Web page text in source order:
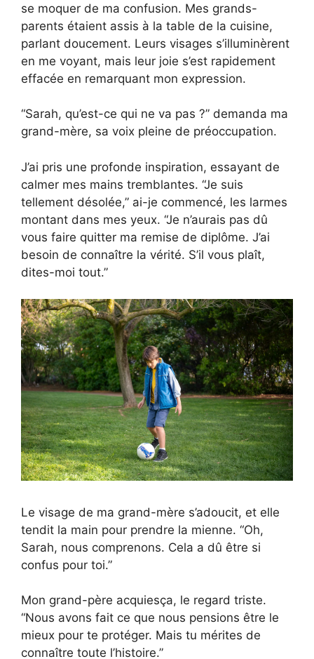
se moquer de ma confusion. Mes grands-
parents étaient assis à la table de la cuisine,
parlant doucement. Leurs visages s’illuminèrent
en me voyant, mais leur joie s’est rapidement
effacée en remarquant mon expression.
“Sarah, qu’est-ce qui ne va pas ?” demanda ma
grand-mère, sa voix pleine de préoccupation.
J’ai pris une profonde inspiration, essayant de
calmer mes mains tremblantes. “Je suis
tellement désolée,” ai-je commencé, les larmes
montant dans mes yeux. “Je n’aurais pas dû
vous faire quitter ma remise de diplôme. J’ai
besoin de connaître la vérité. S’il vous plaît,
dites-moi tout.”
Le visage de ma grand-mère s’adoucit, et elle
tendit la main pour prendre la mienne. “Oh,
Sarah, nous comprenons. Cela a dû être si
confus pour toi.”
Mon grand-père acquiesça, le regard triste.
“Nous avons fait ce que nous pensions être le
mieux pour te protéger. Mais tu mérites de
connaître toute l’histoire.”